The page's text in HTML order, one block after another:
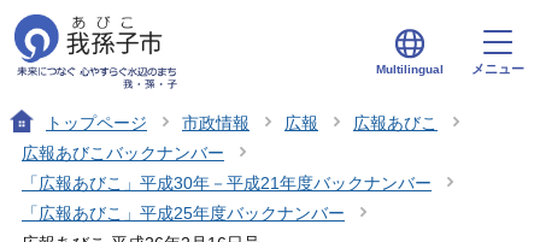
Multilingual メニュー
トップページ 市政情報 広報
広報あびこ
広報あびこバックナンバー
「広報あびこ」平成30年－平成21年度バックナンバー
「広報あびこ」平成25年度バックナンバー